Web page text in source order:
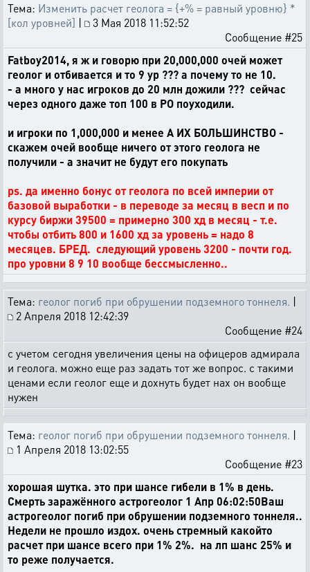
Тема: Изменить расчет геолога = {+% = равный уровню} *
[кол уровней] |
3 Мая 2018 11:52:52
Сообщение #25
Fatboy2014, я ж и говорю при 20,000,000 очей может
геолог и отбивается и то 9 ур ??? а почему то не 10.
- а много у нас игроков до 20 млн дожили ??? сейчас
через одного даже топ 100 в РО поуходили.
и игроки по 1,000,000 и менее А ИХ БОЛЬШИНСТВО -
скажем очей вообще ничего от этого геолога не
получили - а значит не будут его покупать
ps. да именно бонус от геолога по всей империи от
базовой выработки - в переводе за месяц в весп и по
курсу биржи 39500 = примерно 300 хд в месяц - т.е.
чтобы отбить 800 и 1600 хд за уровень = надо 8
месяцев. БРЕД. следующий уровень 3200 - почти год.
про уровни 8 9 10 вообще бессмысленно..
Тема: геолог погиб при обрушении подземного тоннеля. |
2 Апреля 2018 12:42:39
Сообщение #24
с учетом сегодня увеличения цены на офицеров адмирала
и геолога. можно еще раз задать тот же вопрос. с такими
ценами если геолог еще и дохнуть будет нах он вообще
нужен
Тема: геолог погиб при обрушении подземного тоннеля. |
1 Апреля 2018 13:02:55
Сообщение #23
хорошая шутка. это при шансе гибели в 1% в день.
Смерть заражённого астрогеолог 1 Апр 06:02:50Ваш
астрогеолог погиб при обрушении подземного тоннеля..
Недели не прошло издох. очень стремный какойто
расчет при шансе всего при 1% 2%. на лп шанс 25% и
то реже получается.